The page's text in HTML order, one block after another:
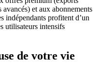
et aux abonnements
indépendants profitent d’un
utilisateurs intensifs
de votre vie